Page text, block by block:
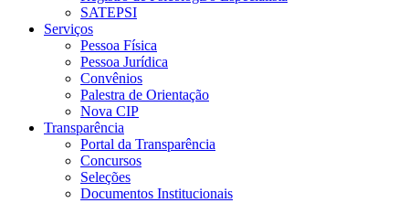
SATEPSI
Serviços
Pessoa Física
Pessoa Jurídica
Convênios
Palestra de Orientação
Nova CIP
Transparência
Portal da Transparência
Concursos
Seleções
Documentos Institucionais